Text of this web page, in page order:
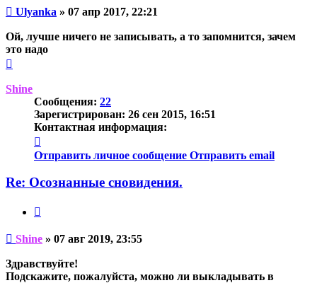
Непрочитанное
сообщение
Ulyanka » 07 апр 2017, 22:21
Ой, лучше ничего не записывать, а то запомнится, зачем
это надо
началу
Shine
Сообщения: 22
Зарегистрирован: 26 сен 2015, 16:51
Контактная информация:
информация
пользователя
Отправить личное сообщение Отправить email
Re: Осознанные сновидения.
Непрочитанное
Shine » 07 авг 2019, 23:55
Здравствуйте!
Подскажите, пожалуйста, можно ли выкладывать в